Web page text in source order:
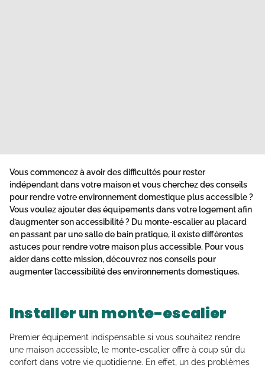
Vous commencez à avoir des difficultés pour rester
indépendant dans votre maison et vous cherchez des conseils
pour rendre votre environnement domestique plus accessible ?
Vous voulez ajouter des équipements dans votre logement afin
d’augmenter son accessibilité ? Du monte-escalier au placard
en passant par une salle de bain pratique, il existe différentes
astuces pour rendre votre maison plus accessible. Pour vous
aider dans cette mission, découvrez nos conseils pour
augmenter l’accessibilité des environnements domestiques.
Installer un monte-escalier
Premier équipement indispensable si vous souhaitez rendre
une maison accessible, le monte-escalier offre à coup sûr du
confort dans votre vie quotidienne. En effet, un des problèmes